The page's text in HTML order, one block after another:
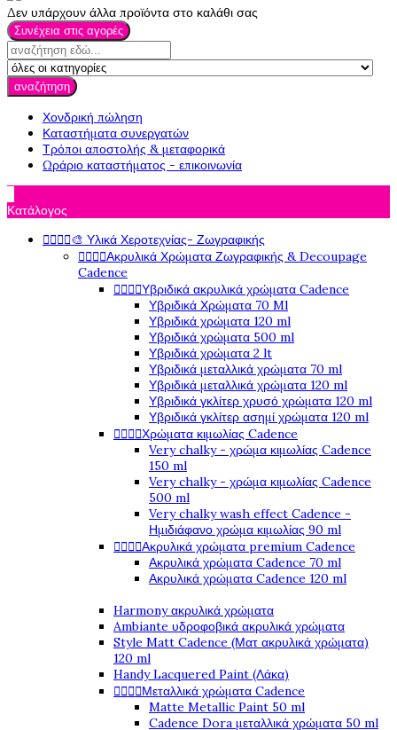
Δεν υπάρχουν άλλα προϊόντα στο καλάθι σας
Συνέχεια στις αγορές
αναζήτηση
Χονδρική πώληση
Καταστήματα συνεργατών
Τρόποι αποστολής & μεταφορικά
Ωράριο καταστήματος - επικοινωνία
Κατάλογος
🎨 Υλικά Χεροτεχνίας- Ζωγραφικής
Ακρυλικά Χρώματα Ζωγραφικής & Decoupage
Cadence
Υβριδικά ακρυλικά χρώματα Cadence
Υβριδικά Χρώματα 70 Ml
Υβριδικά χρώματα 120 ml
Υβριδικά χρώματα 500 ml
Υβριδικά χρώματα 2 lt
Υβριδικά μεταλλικά χρώματα 70 ml
Υβριδικά μεταλλικά χρώματα 120 ml
Υβριδικά γκλίτερ χρυσό χρώματα 120 ml
Υβριδικά γκλίτερ ασημί χρώματα 120 ml
Χρώματα κιμωλίας Cadence
Very chalky - χρώμα κιμωλίας Cadence
150 ml
Very chalky - χρώμα κιμωλίας Cadence
500 ml
Very chalky wash effect Cadence -
Ημιδιάφανο χρώμα κιμωλίας 90 ml
Ακρυλικά χρώματα premium Cadence
Ακρυλικά χρώματα Cadence 70 ml
Ακρυλικά χρώματα Cadence 120 ml
Harmony ακρυλικά χρώματα
Ambiante υδροφοβικά ακρυλικά χρώματα
Style Matt Cadence (Ματ ακρυλικά χρώματα)
120 ml
Handy Lacquered Paint (Λάκα)
Μεταλλικά χρώματα Cadence
Matte Metallic Paint 50 ml
Cadence Dora μεταλλικά χρώματα 50 ml